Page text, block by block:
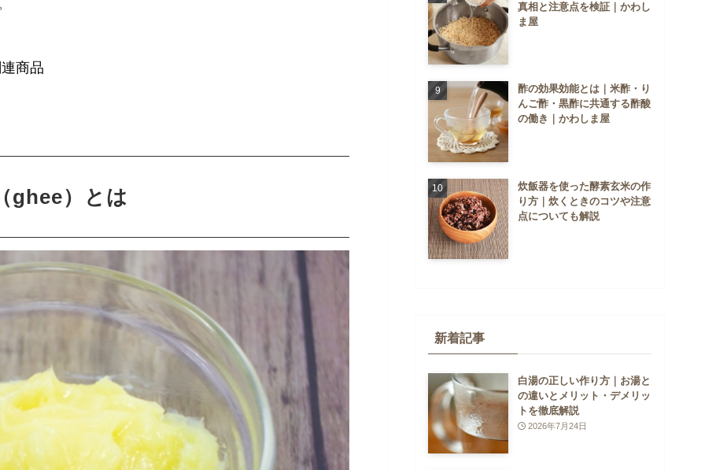
商品
ghee）とは
真相と注意点を検証｜かわし
ま屋
酢の効果効能とは｜米酢・り
んご酢・黒酢に共通する酢酸
の働き｜かわしま屋
炊飯器を使った酵素玄米の作
り方｜炊くときのコツや注意
点についても解説
新着記事
白湯の正しい作り方｜お湯と
の違いとメリット・デメリッ
トを徹底解説
2026年7月24日